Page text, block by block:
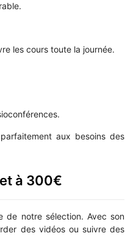
les cours toute la journée.
aux besoins des
à 300€
de notre sélection. Avec son
des vidéos ou suivre des